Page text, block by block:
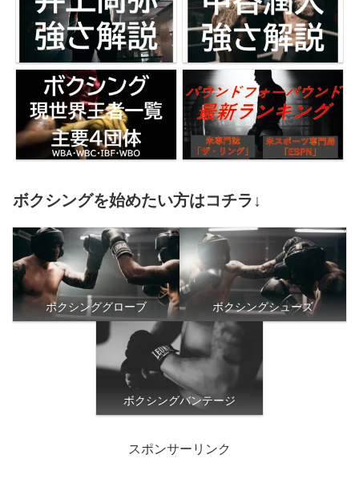
ボクシングを始めたい方はコチラ↓
ボクシンググローブ ボクシングシューズ
ボクシングバンテージ
スポンサーリンク